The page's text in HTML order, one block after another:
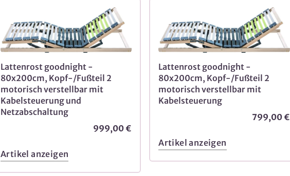
Lattenrost goodnight -
80x200cm, Kopf-/Fußteil 2
motorisch verstellbar mit
Kabelsteuerung und
Netzabschaltung
999,00 €
Artikel anzeigen
Lattenrost goodnight -
80x200cm, Kopf-/Fußteil 2
motorisch verstellbar mit
Kabelsteuerung
799,00 €
Artikel anzeigen